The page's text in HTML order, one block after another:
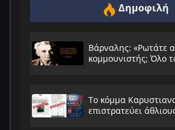
Δημοφιλή
Βάρναλης: «Ρωτάτε
κομμουνιστής; Όλο
Το κόμμα
επιστρατεύει